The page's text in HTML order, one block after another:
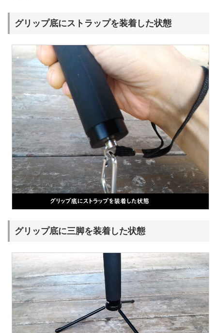
グリップ底にストラップを装着した状態
グリップ底に三脚を装着した状態